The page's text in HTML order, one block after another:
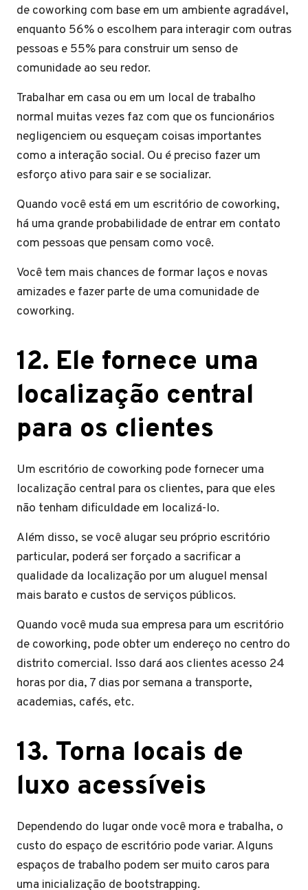
de coworking com base em um ambiente agradável,
enquanto 56% o escolhem para interagir com outras
pessoas e 55% para construir um senso de
comunidade ao seu redor.
Trabalhar em casa ou em um local de trabalho
normal muitas vezes faz com que os funcionários
negligenciem ou esqueçam coisas importantes
como a interação social. Ou é preciso fazer um
esforço ativo para sair e se socializar.
Quando você está em um escritório de coworking,
há uma grande probabilidade de entrar em contato
com pessoas que pensam como você.
Você tem mais chances de formar laços e novas
amizades e fazer parte de uma comunidade de
coworking.
12. Ele fornece uma
localização central
para os clientes
Um escritório de coworking pode fornecer uma
localização central para os clientes, para que eles
não tenham dificuldade em localizá-lo.
Além disso, se você alugar seu próprio escritório
particular, poderá ser forçado a sacrificar a
qualidade da localização por um aluguel mensal
mais barato e custos de serviços públicos.
Quando você muda sua empresa para um escritório
de coworking, pode obter um endereço no centro do
distrito comercial. Isso dará aos clientes acesso 24
horas por dia, 7 dias por semana a transporte,
academias, cafés, etc.
13. Torna locais de
luxo acessíveis
Dependendo do lugar onde você mora e trabalha, o
custo do espaço de escritório pode variar. Alguns
espaços de trabalho podem ser muito caros para
uma inicialização de bootstrapping.